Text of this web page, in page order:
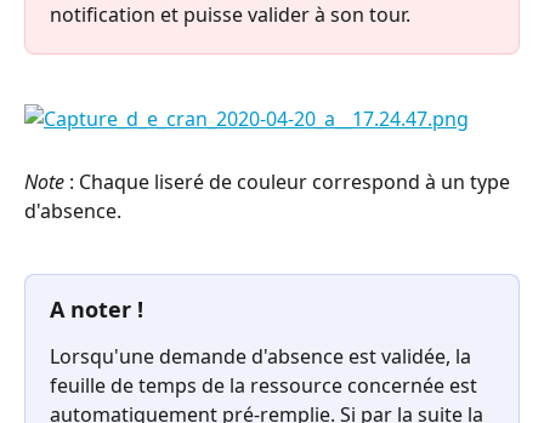
notification et puisse valider à son tour.
Note : Chaque liseré de couleur correspond à un type
d'absence.
A noter !
Lorsqu'une demande d'absence est validée, la
feuille de temps de la ressource concernée est
automatiquement pré-remplie. Si par la suite la